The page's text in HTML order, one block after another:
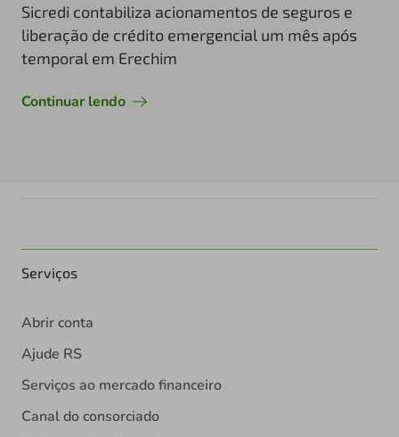
Sicredi contabiliza acionamentos de seguros e
liberação de crédito emergencial um mês após
temporal em Erechim
Continuar lendo
Serviços
Abrir conta
Ajude RS
Serviços ao mercado financeiro
Canal do consorciado